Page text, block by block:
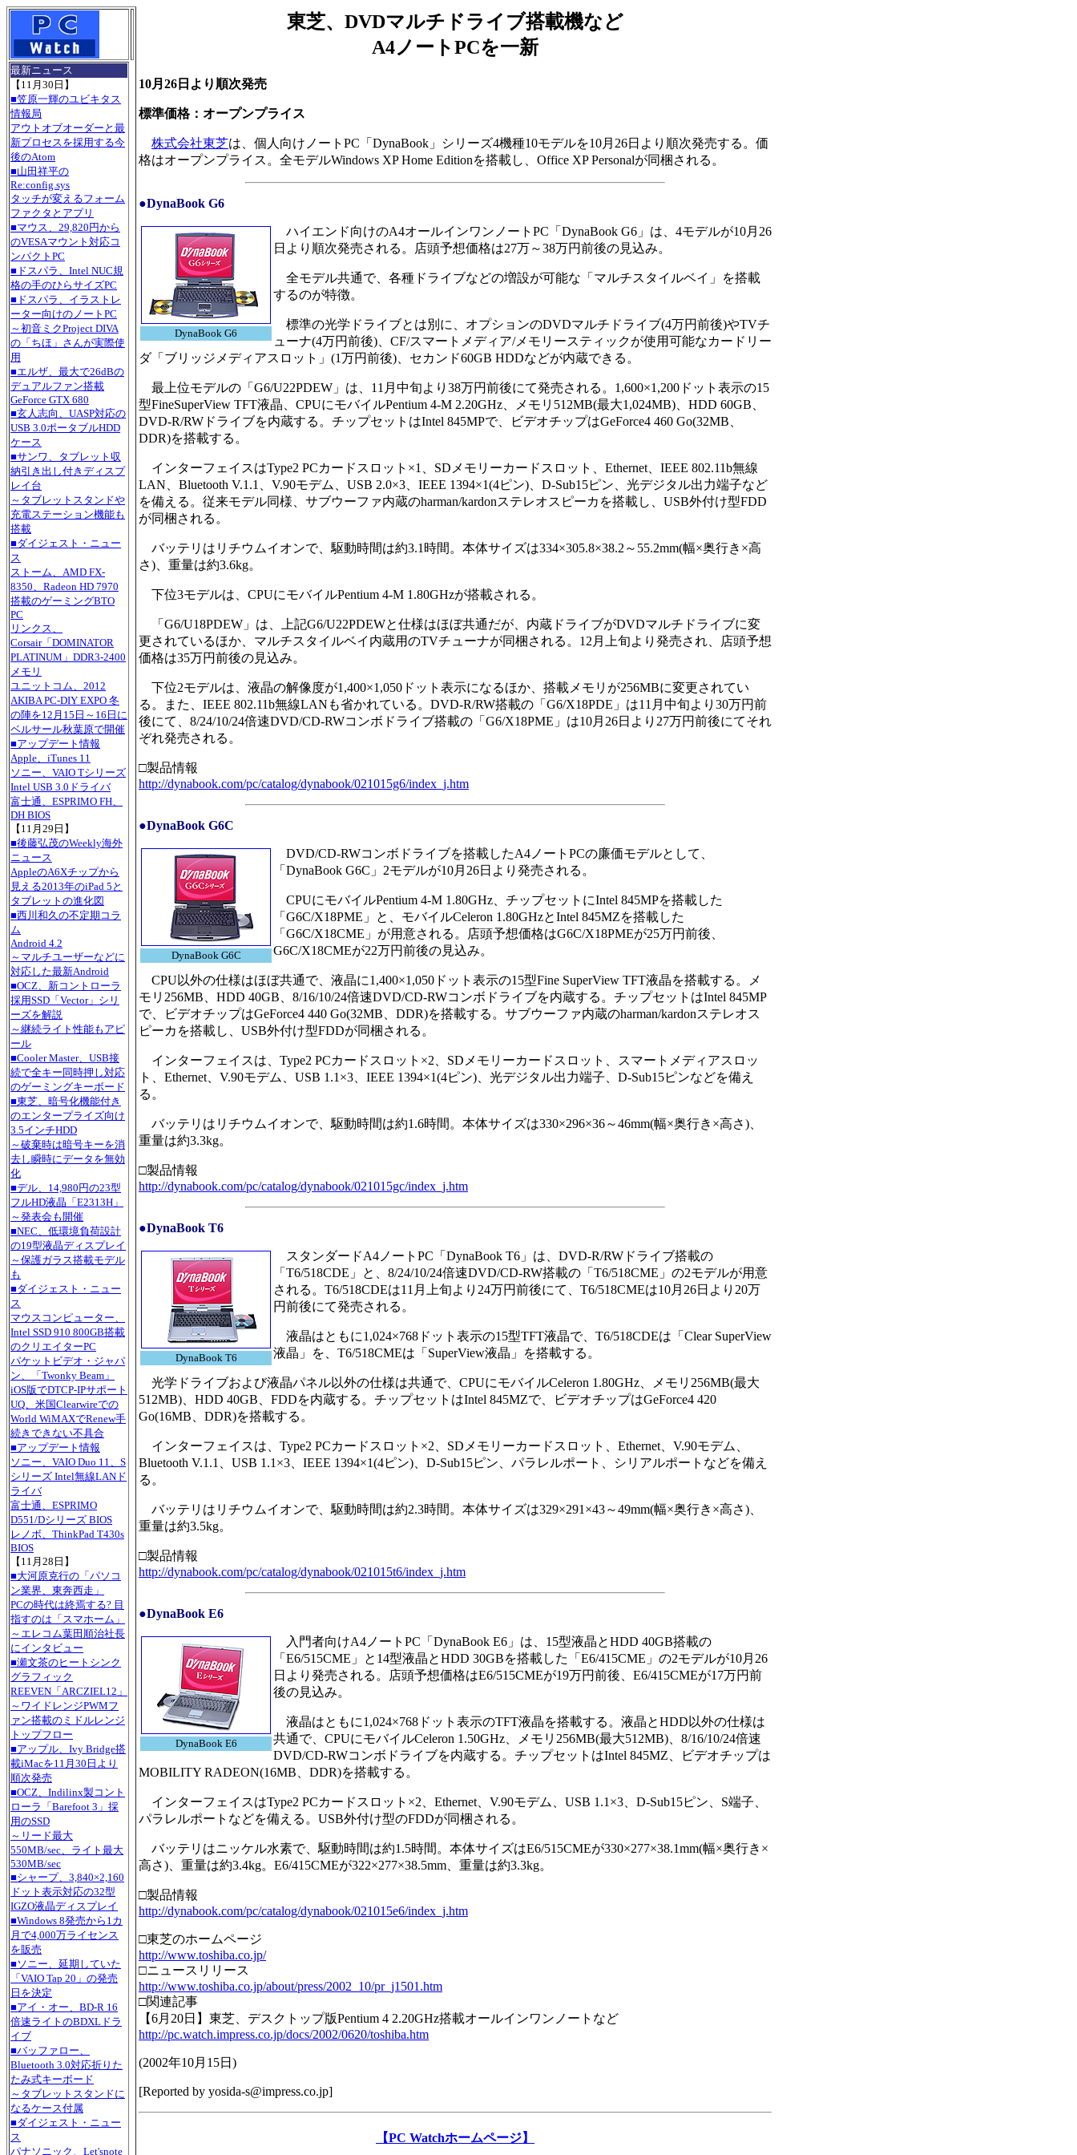
最新ニュース
【11月30日】
■笠原一輝のユビキタス
情報局
アウトオブオーダーと最
新プロセスを採用する今
後のAtom
■山田祥平の
Re:config.sys
タッチが変えるフォーム
ファクタとアプリ
■マウス、29,820円から
のVESAマウント対応コ
ンパクトPC
■ドスパラ、Intel NUC規
格の手のひらサイズPC
■ドスパラ、イラストレ
ーター向けのノートPC
～初音ミクProject DIVA
の「ちほ」さんが実際使
用
■エルザ、最大で26dBの
デュアルファン搭載
GeForce GTX 680
■玄人志向、UASP対応の
USB 3.0ポータブルHDD
ケース
■サンワ、タブレット収
納引き出し付きディスプ
レイ台
～タブレットスタンドや
充電ステーション機能も
搭載
■ダイジェスト・ニュー
ス
ストーム、AMD FX-
8350、Radeon HD 7970
搭載のゲーミングBTO
PC
リンクス、
Corsair「DOMINATOR
PLATINUM」DDR3-2400
メモリ
ユニットコム、2012
AKIBA PC-DIY EXPO 冬
の陣を12月15日～16日に
ベルサール秋葉原で開催
■アップデート情報
Apple、iTunes 11
ソニー、VAIO Tシリーズ
Intel USB 3.0ドライバ
富士通、ESPRIMO FH、
DH BIOS
【11月29日】
■後藤弘茂のWeekly海外
ニュース
AppleのA6Xチップから
見える2013年のiPad 5と
タブレットの進化図
■西川和久の不定期コラ
ム
Android 4.2
～マルチユーザーなどに
対応した最新Android
■OCZ、新コントローラ
採用SSD「Vector」シリ
ーズを解説
～継続ライト性能もアピ
ール
■Cooler Master、USB接
続で全キー同時押し対応
のゲーミングキーボード
■東芝、暗号化機能付き
のエンタープライズ向け
3.5インチHDD
～破棄時は暗号キーを消
去し瞬時にデータを無効
化
■デル、14,980円の23型
フルHD液晶「E2313H」
～発表会も開催
■NEC、低環境負荷設計
の19型液晶ディスプレイ
～保護ガラス搭載モデル
も
■ダイジェスト・ニュー
ス
マウスコンピューター、
Intel SSD 910 800GB搭載
のクリエイターPC
パケットビデオ・ジャパ
ン、「Twonky Beam」
iOS版でDTCP-IPサポート
UQ、米国Clearwireでの
World WiMAXでRenew手
続きできない不具合
■アップデート情報
ソニー、VAIO Duo 11、S
シリーズ Intel無線LANド
ライバ
富士通、ESPRIMO
D551/Dシリーズ BIOS
レノボ、ThinkPad T430s
BIOS
【11月28日】
■大河原克行の「パソコ
ン業界、東奔西走」
PCの時代は終焉する? 目
指すのは「スマホーム」
～エレコム葉田順治社長
にインタビュー
■瀬文茶のヒートシンク
グラフィック
REEVEN「ARCZIEL12」
～ワイドレンジPWMフ
ァン搭載のミドルレンジ
トップフロー
■アップル、Ivy Bridge搭
載iMacを11月30日より
順次発売
■OCZ、Indilinx製コント
ローラ「Barefoot 3」採
用のSSD
～リード最大
550MB/sec、ライト最大
530MB/sec
■シャープ、3,840×2,160
ドット表示対応の32型
IGZO液晶ディスプレイ
■Windows 8発売から1カ
月で4,000万ライセンス
を販売
■ソニー、延期していた
「VAIO Tap 20」の発売
日を決定
■アイ・オー、BD-R 16
倍速ライトのBDXLドラ
イブ
■バッファロー、
Bluetooth 3.0対応折りた
たみ式キーボード
～タブレットスタンドに
なるケース付属
■ダイジェスト・ニュー
ス
パナソニック、Let'snote
東芝、DVDマルチドライブ搭載機など
A4ノートPCを一新
10月26日より順次発売
標準価格：オープンプライス
株式会社東芝は、個人向けノートPC「DynaBook」シリーズ4機種10モデルを10月26日より順次発売する。価
格はオープンプライス。全モデルWindows XP Home Editionを搭載し、Office XP Personalが同梱される。
●DynaBook G6
DynaBook G6
ハイエンド向けのA4オールインワンノートPC「DynaBook G6」は、4モデルが10月26
日より順次発売される。店頭予想価格は27万～38万円前後の見込み。
全モデル共通で、各種ドライブなどの増設が可能な「マルチスタイルベイ」を搭載
するのが特徴。
標準の光学ドライブとは別に、オプションのDVDマルチドライブ(4万円前後)やTVチ
ューナ(4万円前後)、CF/スマートメディア/メモリースティックが使用可能なカードリー
ダ「ブリッジメディアスロット」(1万円前後)、セカンド60GB HDDなどが内蔵できる。
最上位モデルの「G6/U22PDEW」は、11月中旬より38万円前後にて発売される。1,600×1,200ドット表示の15
型FineSuperView TFT液晶、CPUにモバイルPentium 4-M 2.20GHz、メモリ512MB(最大1,024MB)、HDD 60GB、
DVD-R/RWドライブを内蔵する。チップセットはIntel 845MPで、ビデオチップはGeForce4 460 Go(32MB、
DDR)を搭載する。
インターフェイスはType2 PCカードスロット×1、SDメモリーカードスロット、Ethernet、IEEE 802.11b無線
LAN、Bluetooth V.1.1、V.90モデム、USB 2.0×3、IEEE 1394×1(4ピン)、D-Sub15ピン、光デジタル出力端子など
を備える。従来モデル同様、サブウーファ内蔵のharman/kardonステレオスピーカを搭載し、USB外付け型FDD
が同梱される。
バッテリはリチウムイオンで、駆動時間は約3.1時間。本体サイズは334×305.8×38.2～55.2mm(幅×奥行き×高
さ)、重量は約3.6kg。
下位3モデルは、CPUにモバイルPentium 4-M 1.80GHzが搭載される。
「G6/U18PDEW」は、上記G6/U22PDEWと仕様はほぼ共通だが、内蔵ドライブがDVDマルチドライブに変
更されているほか、マルチスタイルベイ内蔵用のTVチューナが同梱される。12月上旬より発売され、店頭予想
価格は35万円前後の見込み。
下位2モデルは、液晶の解像度が1,400×1,050ドット表示になるほか、搭載メモリが256MBに変更されてい
る。また、IEEE 802.11b無線LANも省かれている。DVD-R/RW搭載の「G6/X18PDE」は11月中旬より30万円前
後にて、8/24/10/24倍速DVD/CD-RWコンボドライブ搭載の「G6/X18PME」は10月26日より27万円前後にてそれ
ぞれ発売される。
□製品情報
http://dynabook.com/pc/catalog/dynabook/021015g6/index_j.htm
●DynaBook G6C
DynaBook G6C
DVD/CD-RWコンボドライブを搭載したA4ノートPCの廉価モデルとして、
「DynaBook G6C」2モデルが10月26日より発売される。
CPUにモバイルPentium 4-M 1.80GHz、チップセットにIntel 845MPを搭載した
「G6C/X18PME」と、モバイルCeleron 1.80GHzとIntel 845MZを搭載した
「G6C/X18CME」が用意される。店頭予想価格はG6C/X18PMEが25万円前後、
G6C/X18CMEが22万円前後の見込み。
CPU以外の仕様はほぼ共通で、液晶に1,400×1,050ドット表示の15型Fine SuperView TFT液晶を搭載する。メ
モリ256MB、HDD 40GB、8/16/10/24倍速DVD/CD-RWコンボドライブを内蔵する。チップセットはIntel 845MP
で、ビデオチップはGeForce4 440 Go(32MB、DDR)を搭載する。サブウーファ内蔵のharman/kardonステレオス
ピーカを搭載し、USB外付け型FDDが同梱される。
インターフェイスは、Type2 PCカードスロット×2、SDメモリーカードスロット、スマートメディアスロッ
ト、Ethernet、V.90モデム、USB 1.1×3、IEEE 1394×1(4ピン)、光デジタル出力端子、D-Sub15ピンなどを備え
る。
バッテリはリチウムイオンで、駆動時間は約1.6時間。本体サイズは330×296×36～46mm(幅×奥行き×高さ)、
重量は約3.3kg。
□製品情報
http://dynabook.com/pc/catalog/dynabook/021015gc/index_j.htm
●DynaBook T6
DynaBook T6
スタンダードA4ノートPC「DynaBook T6」は、DVD-R/RWドライブ搭載の
「T6/518CDE」と、8/24/10/24倍速DVD/CD-RW搭載の「T6/518CME」の2モデルが用意
される。T6/518CDEは11月上旬より24万円前後にて、T6/518CMEは10月26日より20万
円前後にて発売される。
液晶はともに1,024×768ドット表示の15型TFT液晶で、T6/518CDEは「Clear SuperView
液晶」を、T6/518CMEは「SuperView液晶」を搭載する。
光学ドライブおよび液晶パネル以外の仕様は共通で、CPUにモバイルCeleron 1.80GHz、メモリ256MB(最大
512MB)、HDD 40GB、FDDを内蔵する。チップセットはIntel 845MZで、ビデオチップはGeForce4 420
Go(16MB、DDR)を搭載する。
インターフェイスは、Type2 PCカードスロット×2、SDメモリーカードスロット、Ethernet、V.90モデム、
Bluetooth V.1.1、USB 1.1×3、IEEE 1394×1(4ピン)、D-Sub15ピン、パラレルポート、シリアルポートなどを備え
る。
バッテリはリチウムイオンで、駆動時間は約2.3時間。本体サイズは329×291×43～49mm(幅×奥行き×高さ)、
重量は約3.5kg。
□製品情報
http://dynabook.com/pc/catalog/dynabook/021015t6/index_j.htm
●DynaBook E6
DynaBook E6
入門者向けA4ノートPC「DynaBook E6」は、15型液晶とHDD 40GB搭載の
「E6/515CME」と14型液晶とHDD 30GBを搭載した「E6/415CME」の2モデルが10月26
日より発売される。店頭予想価格はE6/515CMEが19万円前後、E6/415CMEが17万円前
後の見込み。
液晶はともに1,024×768ドット表示のTFT液晶を搭載する。液晶とHDD以外の仕様は
共通で、CPUにモバイルCeleron 1.50GHz、メモリ256MB(最大512MB)、8/16/10/24倍速
DVD/CD-RWコンボドライブを内蔵する。チップセットはIntel 845MZ、ビデオチップは
MOBILITY RADEON(16MB、DDR)を搭載する。
インターフェイスはType2 PCカードスロット×2、Ethernet、V.90モデム、USB 1.1×3、D-Sub15ピン、S端子、
パラレルポートなどを備える。USB外付け型のFDDが同梱される。
バッテリはニッケル水素で、駆動時間は約1.5時間。本体サイズはE6/515CMEが330×277×38.1mm(幅×奥行き×
高さ)、重量は約3.4kg。E6/415CMEが322×277×38.5mm、重量は約3.3kg。
□製品情報
http://dynabook.com/pc/catalog/dynabook/021015e6/index_j.htm
□東芝のホームページ
http://www.toshiba.co.jp/
□ニュースリリース
http://www.toshiba.co.jp/about/press/2002_10/pr_j1501.htm
□関連記事
【6月20日】東芝、デスクトップ版Pentium 4 2.20GHz搭載オールインワンノートなど
http://pc.watch.impress.co.jp/docs/2002/0620/toshiba.htm
(2002年10月15日 )
[Reported by yosida-s@impress.co.jp]
【PC Watchホームページ】